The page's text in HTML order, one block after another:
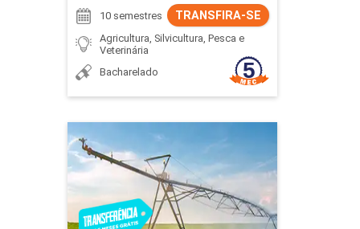
TRANSFIRA-SE
10 semestres
Agricultura, Silvicultura, Pesca e
Veterinária
Bacharelado
Agronomia
Detalhes do curso